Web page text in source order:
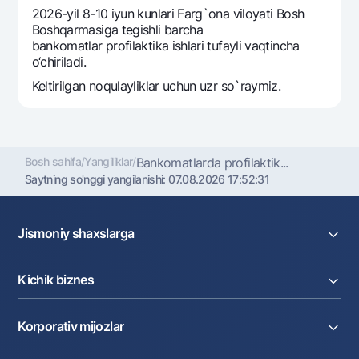
Yevro
Hamma uchun USD uchun
Talab qilib olinguncha USD
Oltin omonat
UzCard/HUMO
Visa
Visa FIFA
Mastercard
Eskrou hisobvarag‘i
Tariflar
Ko'p beriladigan savollar
Ko'p beriladigan savollar
Matbuot markazi
2026-yil 8-10 iyun kunlari Farg`ona viloyati Bosh
Boshqarmasiga tegishli barcha
bankomatlar profilaktika ishlari tufayli vaqtincha
o‘chiriladi.
Keltirilgan noqulayliklar uchun uzr so`raymiz.
Bosh sahifa/Yangiliklar/Bankomatlarda profilaktik...
Saytning so'nggi yangilanishi:07.08.2026 17:52:31
Jismoniy shaxslarga
Omonatlar
Kartalar
Pul oʻtkazmalari
Valyutalar kursi
Tariflar
Kichik biznes
Kreditlar
Ekvayring
Korporativ mijozlar